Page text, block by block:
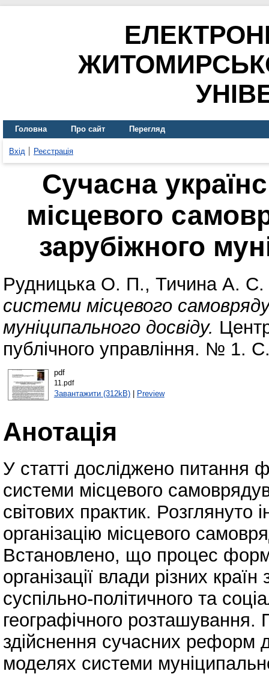
Головна Про сайт Перегляд
Вхід Реєстрація
Сучасна
місцевого
зарубіжного
Рудницька О. П., Тичина А. С.
системи місцевого
муніципального досвіду.
публічного управління. № 1.
pdf
11.pdf
Завантажити (312kB)| Preview
Анотація
У статті досліджено питання
системи місцевого
світових практик. Розглянуто
організацію місцевого
Встановлено, що процес
організації влади різних
суспільно-політичного та
географічного розташування.
здійснення сучасних реформ
моделях системи